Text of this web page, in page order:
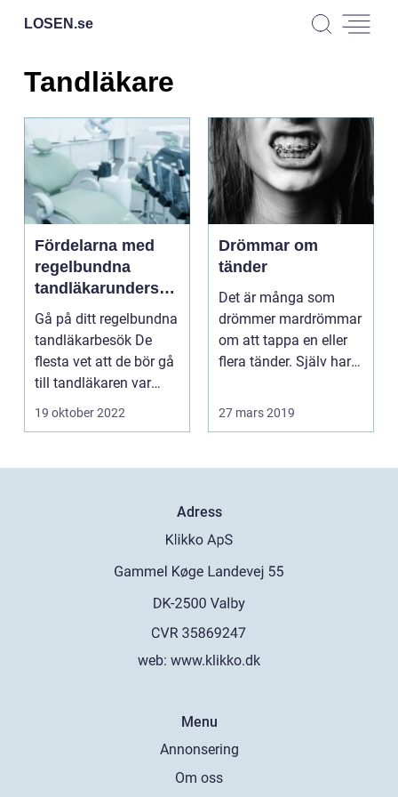
LOSEN.se
Tandläkare
Fördelarna med
regelbundna
tandläkarundersök
ningar
Gå på ditt regelbundna
tandläkarbesök De
flesta vet att de bör gå
till tandläkaren var
sjätte månad...
19 oktober 2022
Drömmar om
tänder
Det är många som
drömmer mardrömmar
om att tappa en eller
flera tänder. Själv har
27 mars 2019
Adress
web: www.klikko.dk
Menu
Annonsering
Om oss